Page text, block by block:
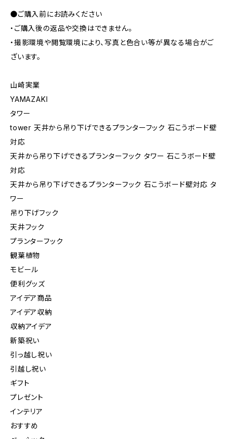
●ご購入前にお読みください
・ご購入後の返品や交換はできません。
・撮影環境や閲覧環境により、写真と色合い等が異なる場合がご
ざいます。
山崎実業
YAMAZAKI
タワー
tower 天井から吊り下げできるプランターフック 石こうボード壁
対応
天井から吊り下げできるプランターフック タワー 石こうボード壁
対応
天井から吊り下げできるプランターフック 石こうボード壁対応 タ
ワー
吊り下げフック
天井フック
プランターフック
観葉植物
モビール
便利グッズ
アイデア商品
アイデア収納
収納アイデア
新築祝い
引っ越し祝い
引越し祝い
ギフト
プレゼント
インテリア
おすすめ